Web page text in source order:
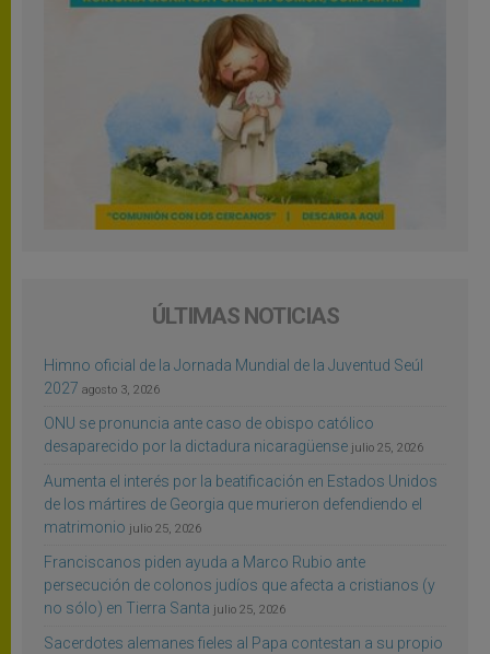
ÚLTIMAS NOTICIAS
Himno oficial de la Jornada Mundial de la Juventud Seúl
2027 agosto 3, 2026
ONU se pronuncia ante caso de obispo católico
desaparecido por la dictadura nicaragüense julio 25, 2026
Aumenta el interés por la beatificación en Estados Unidos
de los mártires de Georgia que murieron defendiendo el
matrimonio julio 25, 2026
Franciscanos piden ayuda a Marco Rubio ante
persecución de colonos judíos que afecta a cristianos (y
no sólo) en Tierra Santa julio 25, 2026
Sacerdotes alemanes fieles al Papa contestan a su propio